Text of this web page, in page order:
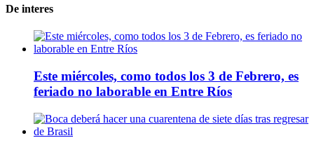
De interes
Este miércoles, como todos los 3 de Febrero, es
feriado no laborable en Entre Ríos